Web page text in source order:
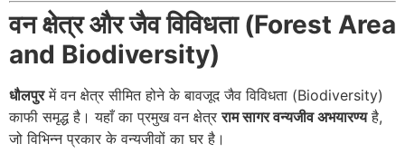
वन क्षेत्र और जैव विविधता (Forest Area
and Biodiversity)
धौलपुरमें वन क्षेत्र सीमित होने के बावजूद जैव विविधता (Biodiversity)
काफी समृद्ध है। यहाँ का प्रमुख वन क्षेत्रराम सागर वन्यजीव अभयारण्यहै,
जो विभिन्न प्रकार के वन्यजीवों का घर है।